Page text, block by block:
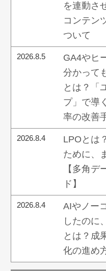
を連動さ
コンテン
ついて
2026.8.5
GA4やヒ
分かって
とは？「
プ」で導
率の改善
2026.8.4
LPOとは
ために、
【多角デ
ド】
2026.8.4
AIやノー
したのに
とは？成
化の進め